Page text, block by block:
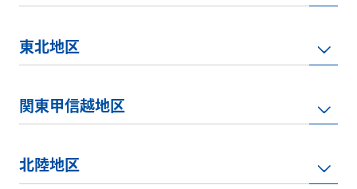
東北地区
関東甲信越地区
北陸地区